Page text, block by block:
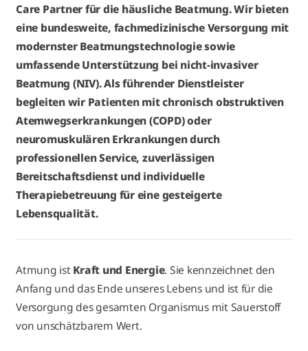
Care Partner für die häusliche Beatmung. Wir bieten
eine bundesweite, fachmedizinische Versorgung mit
modernster Beatmungstechnologie sowie
umfassende Unterstützung bei nicht-invasiver
Beatmung (NIV). Als führender Dienstleister
begleiten wir Patienten mit chronisch obstruktiven
Atemwegserkrankungen (COPD) oder
neuromuskulären Erkrankungen durch
professionellen Service, zuverlässigen
Bereitschaftsdienst und individuelle
Therapiebetreuung für eine gesteigerte
Lebensqualität.
Atmung istKraft und Energie. Sie kennzeichnet den
Anfang und das Ende unseres Lebens und ist für die
Versorgung des gesamten Organismus mit Sauerstoff
von unschätzbarem Wert.